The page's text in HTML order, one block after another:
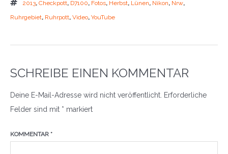
2013, Checkpott, D7100, Fotos, Herbst, Lünen, Nikon, Nrw,
Ruhrgebiet, Ruhrpott, Video, YouTube
SCHREIBE EINEN KOMMENTAR
Deine E-Mail-Adresse wird nicht veröffentlicht. Erforderliche
Felder sind mit * markiert
KOMMENTAR *